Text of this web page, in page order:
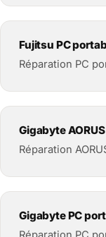
Fujitsu PC
Réparation PC
Gigabyte AORUS
Réparation
Gigabyte PC